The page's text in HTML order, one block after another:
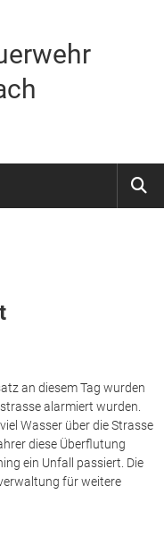
an diesem Tag wurden
alarmiert wurden.
Wasser über die Strasse
diese Überflutung
ein Unfall passiert. Die
für weitere